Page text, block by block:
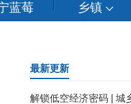
蓝莓
乡镇
最新更新